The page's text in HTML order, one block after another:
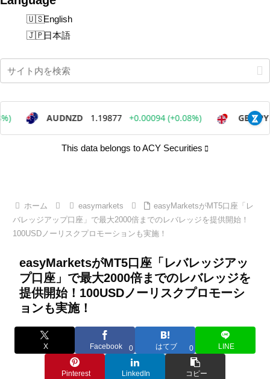
English
日本語
This data belongs to ACY Securities
ホーム easymarkets
easyMarketsがMT5口座「レ
バレッジアップ口座」で最大2000倍までのレバレッジを提供開始！
100USDノーリスクプロモーションも実施！
easyMarketsがMT5口座「レバレッジアッ
プ口座」で最大2000倍までのレバレッジを
提供開始！100USDノーリスクプロモーシ
ョンも実施！
X Facebook 0 はてブ 0 LINE
Pinterest LinkedIn コピー